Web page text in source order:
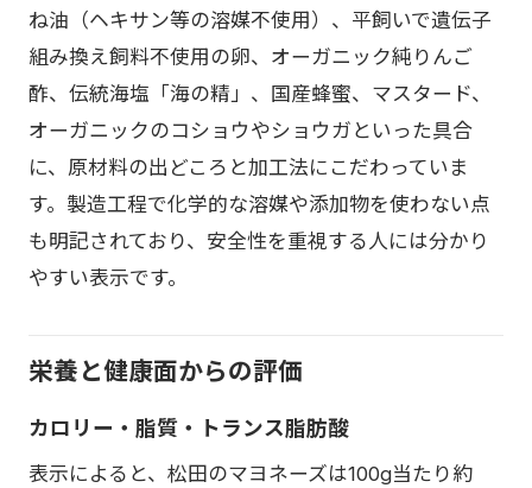
ね油（ヘキサン等の溶媒不使用）、平飼いで遺伝子
組み換え飼料不使用の卵、オーガニック純りんご
酢、伝統海塩「海の精」、国産蜂蜜、マスタード、
オーガニックのコショウやショウガといった具合
に、原材料の出どころと加工法にこだわっていま
す。製造工程で化学的な溶媒や添加物を使わない点
も明記されており、安全性を重視する人には分かり
やすい表示です。
栄養と健康面からの評価
カロリー・脂質・トランス脂肪酸
表示によると、松田のマヨネーズは100g当たり約